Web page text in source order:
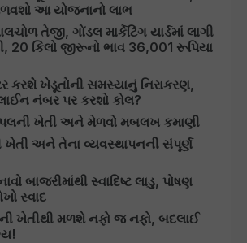
આ યોજનાનો લાભ
તેજી, ગોંડલ માર્કેટિંગ યાર્ડમાં લાગી
20 કિલો જીરૂનો ભાવ 36,001 રૂપિયા
કરશે ખેડૂતોની સમસ્યાનું નિરાકરણ,
નંબર પર કરશો કોલ?
ખેતી અને મેળવો મબલખ કમાણી
ખેતી અને તેના વ્યવસ્થાપનની સંપૂર્ણ
બાજરીમાંથી સ્વાદિષ્ટ લાડુ, પોષણ
સ્વાદ
ખેતીથી મળશે નફો જ નફો, બદલાઈ